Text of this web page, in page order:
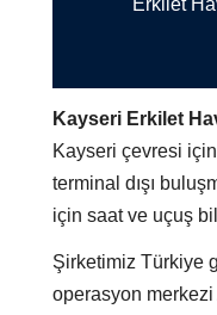
Erkilet
Kayseri Erkilet
Kayseri çevresi
terminal dışı
için saat ve uçuş
Şirketimiz Türkiye
operasyon merkezi